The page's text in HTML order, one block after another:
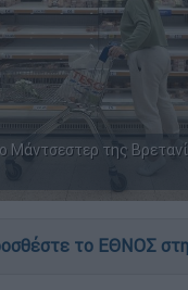
Μάντσεστερ της
το ΕΘΝΟΣ